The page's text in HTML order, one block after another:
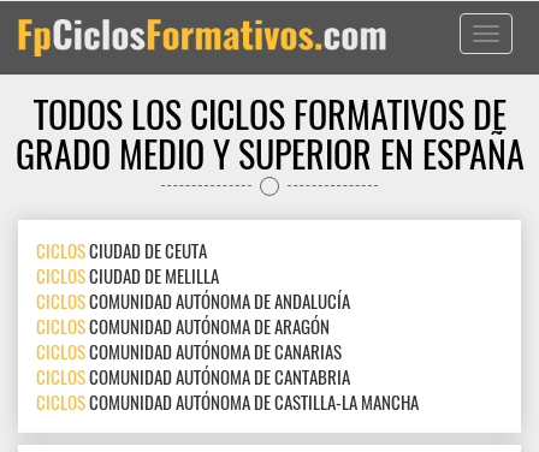
Toggle
TODOS LOS CICLOS FORMATIVOS DE
GRADO MEDIO Y SUPERIOR EN ESPAÑA
CICLOSCIUDAD DE CEUTA
CICLOSCIUDAD DE MELILLA
CICLOSCOMUNIDAD AUTÓNOMA DE ANDALUCÍA
CICLOSCOMUNIDAD AUTÓNOMA DE ARAGÓN
CICLOSCOMUNIDAD AUTÓNOMA DE CANARIAS
CICLOSCOMUNIDAD AUTÓNOMA DE CANTABRIA
CICLOSCOMUNIDAD AUTÓNOMA DE CASTILLA-LA MANCHA